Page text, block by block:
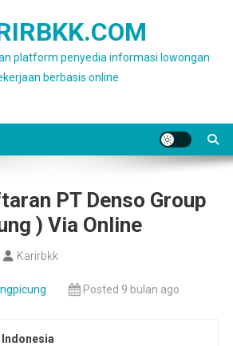
platform penyedia informasi lowongan
berbasis online
PT Denso Group
) Via Online
Karirbkk
Posted 9 bulan ago
Indonesia